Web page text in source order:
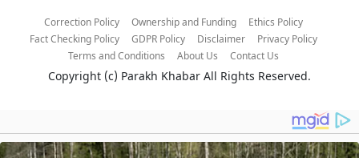
Correction Policy Ownership and Funding
Ethics Policy
Fact Checking Policy
GDPR Policy Disclaimer
Privacy Policy
Terms and Conditions
About Us Contact Us
Copyright (c) Parakh Khabar All Rights Reserved.